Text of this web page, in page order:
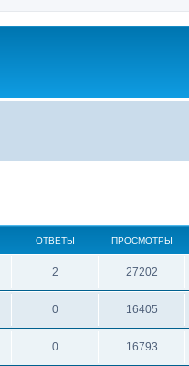
ОТВЕТЫ ПРОСМОТРЫ
2 27202
0 16405
0 16793